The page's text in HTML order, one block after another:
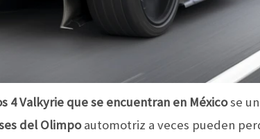
4 Valkyrie que se encuentran en Méxicose
del Olimpoautomotriz a veces pueden